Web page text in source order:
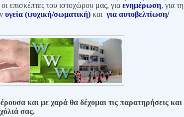
επισκέπτες του ιστοχώρου μας, για ενημέρωση, για τη
υγεία (ψυχική/σωματική)και για αυτοβελτίωση/
και με χαρά θα δέχομαι τις παρατηρήσεις και
σας.